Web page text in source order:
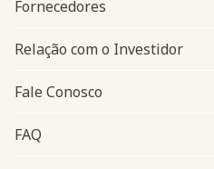
Fornecedores
Relação com o Investidor
Fale Conosco
FAQ